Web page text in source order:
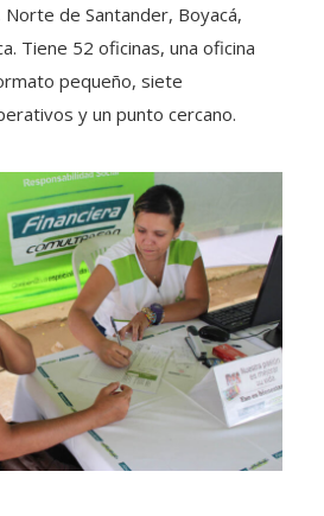
de Santander, Boyacá,
Tiene 52 oficinas, una oficina
pequeño, siete
y un punto cercano.